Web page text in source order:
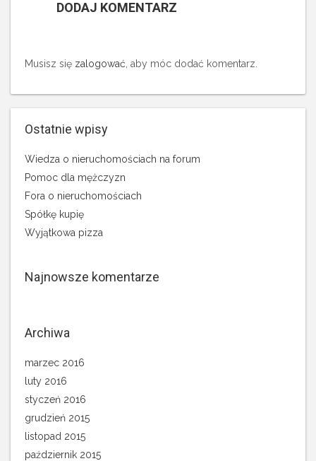
DODAJ KOMENTARZ
Musisz się zalogować , aby móc dodać komentarz.
Ostatnie wpisy
Wiedza o nieruchomościach na forum
Pomoc dla mężczyzn
Fora o nieruchomościach
Spółkę kupię
Wyjątkowa pizza
Najnowsze komentarze
Archiwa
marzec 2016
luty 2016
styczeń 2016
grudzień 2015
listopad 2015
październik 2015